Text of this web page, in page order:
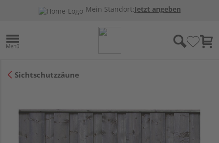
Mein Standort:Jetzt angeben
Sichtschutzzäune